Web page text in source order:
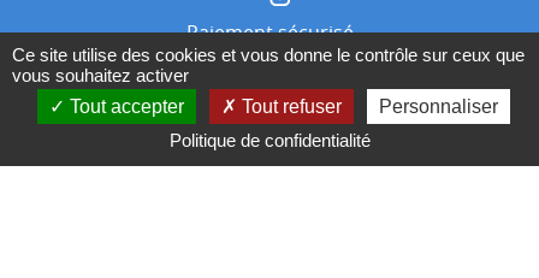
Paiement sécurisé
Nos magasins
Ce site utilise des cookies et vous donne le contrôle sur ceux que
vous souhaitez activer
Tout accepter
Tout refuser
Personnaliser
Politique de confidentialité